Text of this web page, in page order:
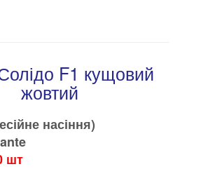
F1 кущовий
жовтий
насіння)
шт